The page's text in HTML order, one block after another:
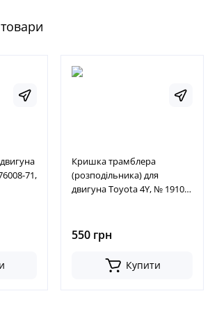
71,
Кришка трамблера
(розподільника) для
двигуна Toyota 4Y, № 19101-
550 грн
Купити